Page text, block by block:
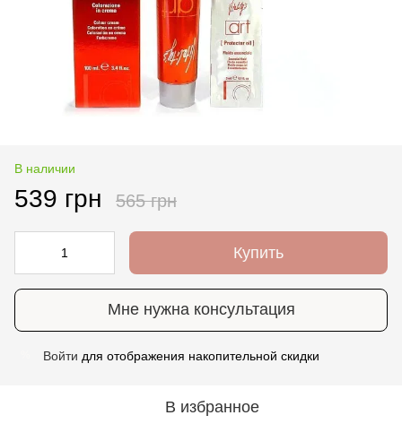
В наличии
539 грн 565 грн
Купить
Мне нужна консультация
Войти для отображения накопительной скидки
В избранное